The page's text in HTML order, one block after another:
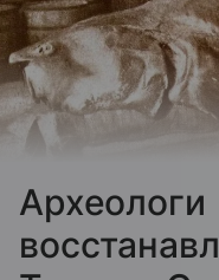
Археологи